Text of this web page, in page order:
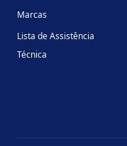
Marcas
Lista de Assistência
Técnica